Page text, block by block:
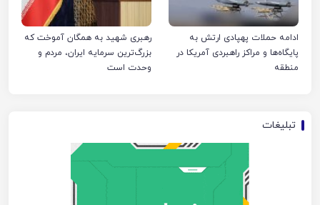
ادامه حملات پهپادی ارتش به
پایگاه‌ها و مراکز راهبردی آمریکا در
منطقه
رهبری شهید به همگان آموخت که
بزرگ‌ترین سرمایه ایران، مردم و
وحدت است
تبلیغات